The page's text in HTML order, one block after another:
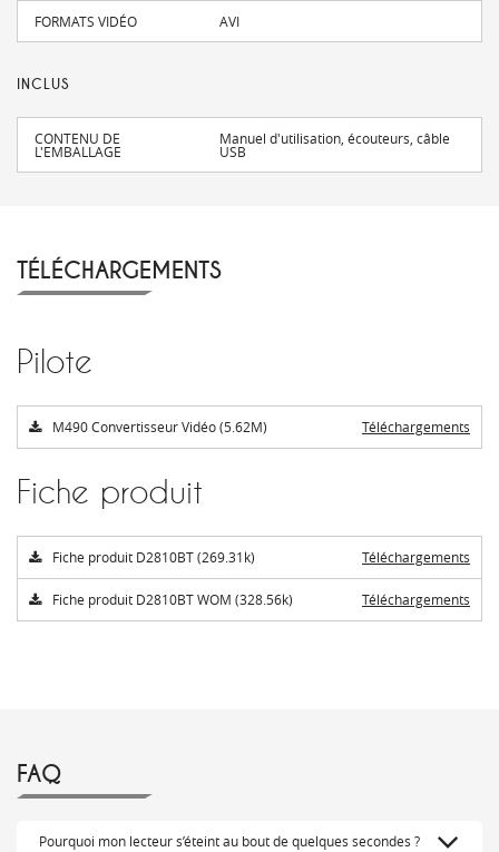
FORMATS VIDÉO AVI
INCLUS
CONTENU DE
L'EMBALLAGE
Manuel d'utilisation, écouteurs, câble
USB
TÉLÉCHARGEMENTS
Pilote
M490 Convertisseur Vidéo (5.62M) Téléchargements
Fiche produit
Fiche produit D2810BT (269.31k) Téléchargements
Fiche produit D2810BT WOM (328.56k) Téléchargements
FAQ
Pourquoi mon lecteur s’éteint au bout de quelques secondes ?